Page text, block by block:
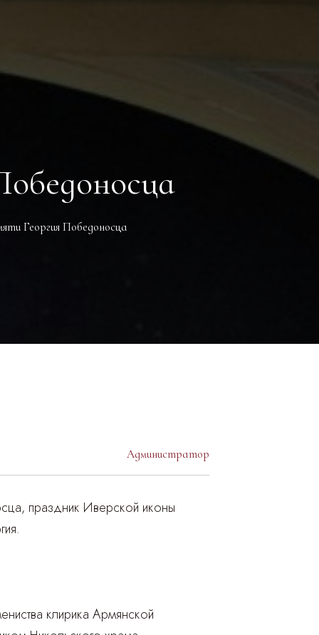
Георгия Победоносца
Администратор
праздник Иверской иконы
клирика Армянской